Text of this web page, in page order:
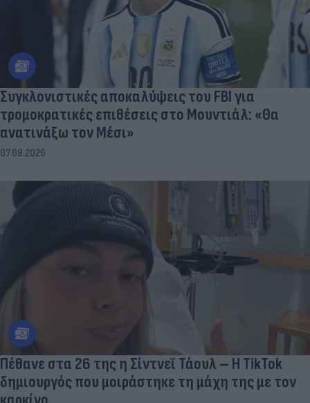
Συγκλονιστικές αποκαλύψεις του FBI για
τρομοκρατικές επιθέσεις στο Μουντιάλ: «Θα
ανατινάξω τον Μέσι»
07.08.2026
Πέθανε στα 26 της η Σίντνεϊ Τάουλ – Η TikTok
δημιουργός που μοιράστηκε τη μάχη της με τον